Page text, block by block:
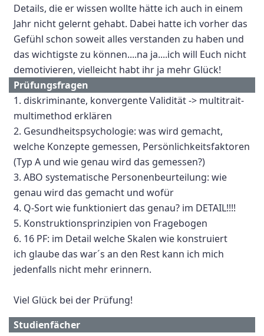
Details, die er wissen wollte hätte ich auch in einem
Jahr nicht gelernt gehabt. Dabei hatte ich vorher das
Gefühl schon soweit alles verstanden zu haben und
das wichtigste zu können....na ja....ich will Euch nicht
demotivieren, vielleicht habt ihr ja mehr Glück!
Prüfungsfragen
1. diskriminante, konvergente Validität -> multitrait-
multimethod erklären
2. Gesundheitspsychologie: was wird gemacht,
welche Konzepte gemessen, Persönlichkeitsfaktoren
(Typ A und wie genau wird das gemessen?)
3. ABO systematische Personenbeurteilung: wie
genau wird das gemacht und wofür
4. Q-Sort wie funktioniert das genau? im DETAIL!!!!
5. Konstruktionsprinzipien von Fragebogen
6. 16 PF: im Detail welche Skalen wie konstruiert
ich glaube das war´s an den Rest kann ich mich
jedenfalls nicht mehr erinnern.
Viel Glück bei der Prüfung!
Studienfächer